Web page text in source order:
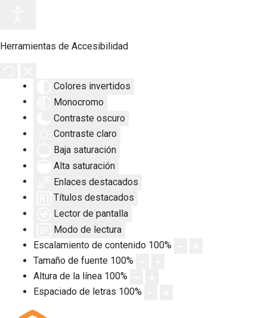
Herramientas de Accesibilidad
Colores invertidos
Monocromo
Contraste oscuro
Contraste claro
Baja saturación
Alta saturación
Enlaces destacados
Títulos destacados
Lector de pantalla
Modo de lectura
Escalamiento de contenido 100%
Tamaño de fuente 100%
Altura de la línea 100%
Espaciado de letras 100%